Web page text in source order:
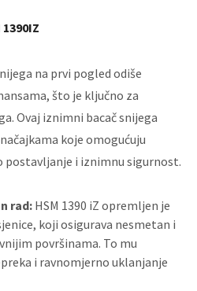
na prvi pogled odiše
što je ključno za
Ovaj iznimni bacač snijega
koje omogućuju
postavljanje i iznimnu sigurnost.
rad: HSM 1390 iZ opremljen je
koji osigurava nesmetan i
površinama. To mu
i ravnomjerno uklanjanje